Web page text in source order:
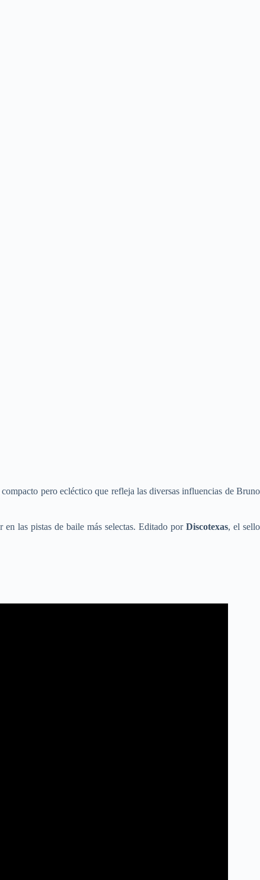
pero ecléctico que refleja las diversas influencias de Bruno
las pistas de baile más selectas. Editado porDiscotexas, el sello